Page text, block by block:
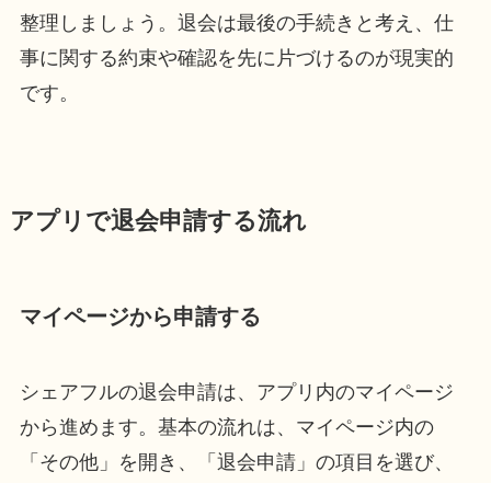
整理しましょう。退会は最後の手続きと考え、仕
事に関する約束や確認を先に片づけるのが現実的
です。
アプリで退会申請する流れ
マイページから申請する
シェアフルの退会申請は、アプリ内のマイページ
から進めます。基本の流れは、マイページ内の
「その他」を開き、「退会申請」の項目を選び、